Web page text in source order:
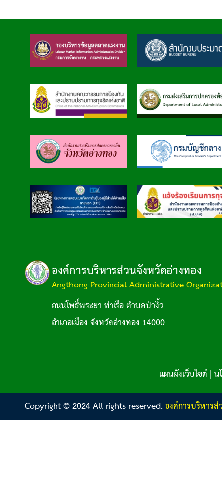
องค์การบริหารส่วนจังหวัดอ่างทอง
Angthong Provincial Administrative
ถนนโพธิ์พระยา-ท่าเรือ ตำบลป่างิ้ว
อำเภอเมือง จังหวัดอ่างทอง 14000
แผนผังเว็บไซต์|น
Copyright © 2024 All rights reserved.องค์การบริหาร